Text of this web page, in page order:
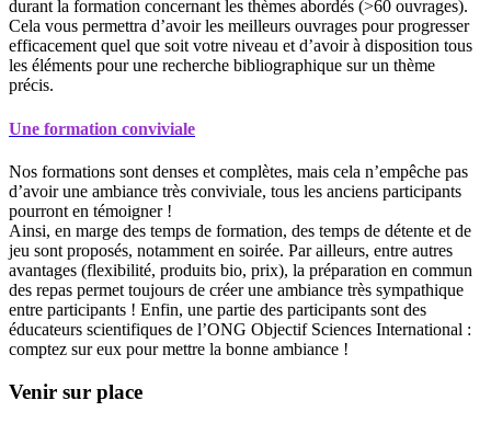
durant la formation concernant les thèmes abordés (>60 ouvrages).
Cela vous permettra d’avoir les meilleurs ouvrages pour progresser
efficacement quel que soit votre niveau et d’avoir à disposition tous
les éléments pour une recherche bibliographique sur un thème
précis.
Une formation conviviale
Nos formations sont denses et complètes, mais cela n’empêche pas
d’avoir une ambiance très conviviale, tous les anciens participants
pourront en témoigner !
Ainsi, en marge des temps de formation, des temps de détente et de
jeu sont proposés, notamment en soirée. Par ailleurs, entre autres
avantages (flexibilité, produits bio, prix), la préparation en commun
des repas permet toujours de créer une ambiance très sympathique
entre participants ! Enfin, une partie des participants sont des
éducateurs scientifiques de l’ONG Objectif Sciences International :
comptez sur eux pour mettre la bonne ambiance !
Venir sur place